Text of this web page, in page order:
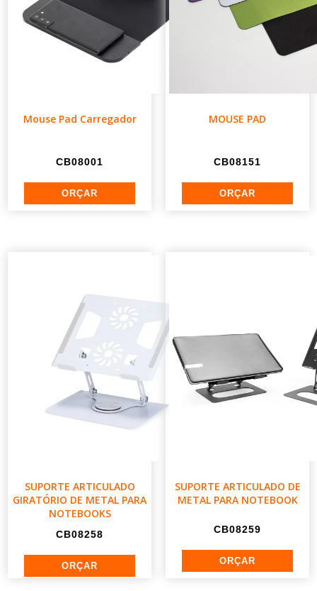
Mouse Pad Carregador
CB08001
MOUSE PAD
CB08151
SUPORTE ARTICULADO
GIRATÓRIO DE METAL PARA
NOTEBOOKS
CB08258
SUPORTE ARTICULADO DE
METAL PARA NOTEBOOK
CB08259